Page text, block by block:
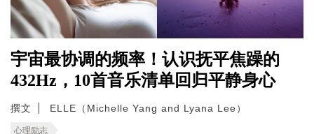
宇宙最协调的频率！认识抚平焦躁的
432Hz，10首音乐清单回归平静身心
撰文 ELLE（Michelle Yang and Lyana Lee）
心理励志